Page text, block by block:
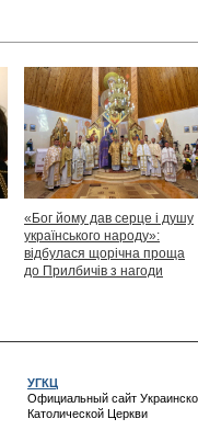
«Бог йому дав серце і душу
українського народу»:
відбулася щорічна проща
до Прилбичів з нагоди
УГКЦ
Официальный сайт
Католической Церкви